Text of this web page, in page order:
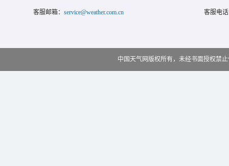
客服邮箱： service@weather.com.cn 客服电
中国天气网版权所有，未经书面授权